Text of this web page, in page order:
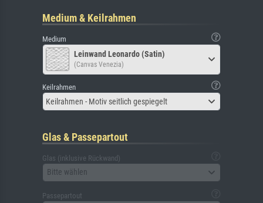
Medium & Keilrahmen
Medium
Leinwand Leonardo (Satin)
(Canvas Venezia)
Keilrahmen
Keilrahmen - Motiv seitlich gespiegelt
Glas & Passepartout
Glas (inklusive Rückwand)
Bitte wählen
Passepartout